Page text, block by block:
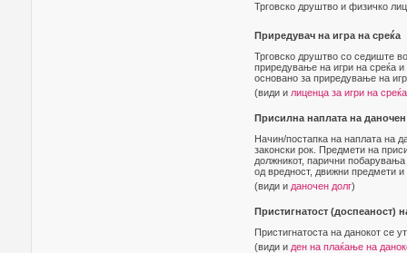
Трговско друштво и физичко
Приредувач на игра на среќа
Трговско друштво со седиште
приредување на игри на среќа
основано за приредување на
(види и лиценца за игри на среќа
Присилна наплата на
Начин/постапка на наплата на
законски рок. Предмети на
должникот, парични
од вредност, движни предмети
(види и даночен долг)
Пристигнатост (доспеаност)
Пристигнатоста на данокот се
(види и ден на плаќање на